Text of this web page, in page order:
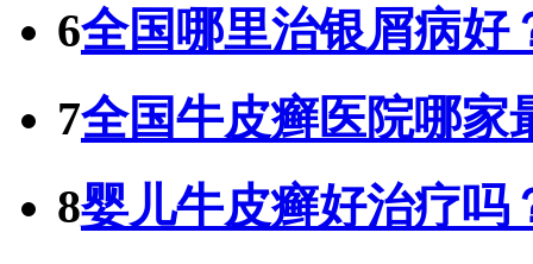
6全国哪里治银屑病好
7全国牛皮癣医院哪家
8婴儿牛皮癣好治疗吗